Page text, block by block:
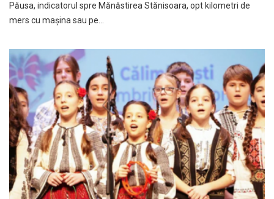
Păusa, indicatorul spre Mănăstirea Stănisoara, opt kilometri de
mers cu mașina sau pe…